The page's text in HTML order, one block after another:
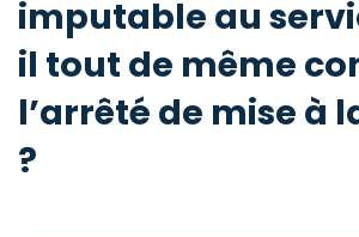
imputable au
il tout de même
l’arrêté de mise à
?